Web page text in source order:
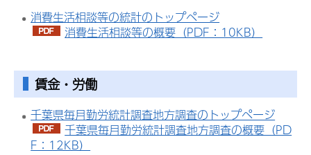
消費生活相談等の統計のトップページ
消費生活相談等の概要（PDF：10KB）
賃金・労働
千葉県毎月勤労統計調査地方調査のトップページ
千葉県毎月勤労統計調査地方調査の概要（PD
F：12KB）